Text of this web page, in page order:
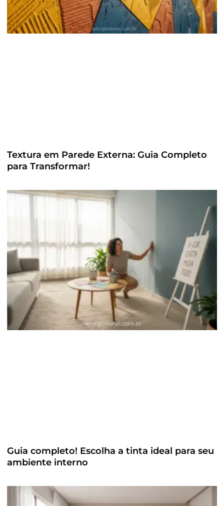
Textura em Parede Externa: Guia Completo
para Transformar!
Guia completo! Escolha a tinta ideal para seu
ambiente interno